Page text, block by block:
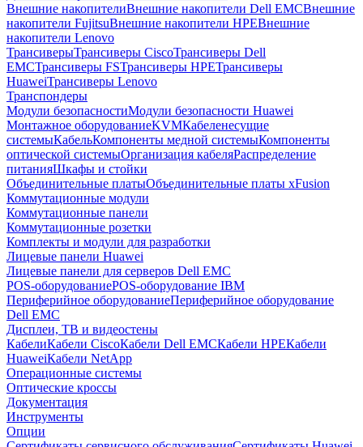
Внешние накопителиВнешние накопители Dell EMCВнешние
накопители FujitsuВнешние накопители HPEВнешние
накопители Lenovo
ТрансиверыТрансиверы CiscoТрансиверы Dell
EMCТрансиверы FSТрансиверы HPEТрансиверы
HuaweiТрансиверы Lenovo
Транспондеры
Модули безопасностиМодули безопасности Huawei
Монтажное оборудованиеKVMКабеленесущие
системыКабельКомпоненты медной системыКомпоненты
оптической системыОрганизация кабеляРаспределение
питанияШкафы и стойки
Объединительные платыОбъединительные платы xFusion
Коммутационные модули
Коммутационные панели
Коммутационные розетки
Комплекты и модули для разработки
Лицевые панели Huawei
Лицевые панели для серверов Dell EMC
POS-оборудованиеPOS-оборудование IBM
Периферийное оборудованиеПериферийное оборудование
Dell EMC
Дисплеи, ТВ и видеостены
КабелиКабели CiscoКабели Dell EMCКабели HPEКабели
HuaweiКабели NetApp
Операционные системы
Оптические кроссы
Документация
Инструменты
Опции